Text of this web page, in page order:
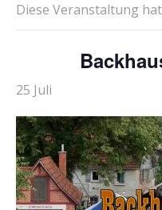
Diese Veranstaltung
25 Juli